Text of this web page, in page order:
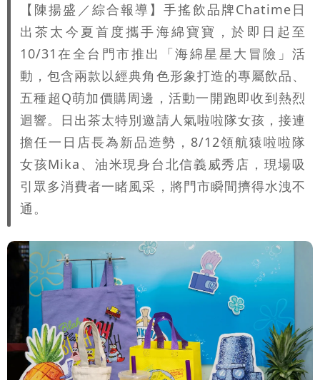
異 網笑：老師好像提油救火了
「民進黨有她裸照？」黃智賢回嗆：國民
黨墮落還不准人說
13子女擠10坪屋 媽傳返家：我很愛孩
子...請還我們平靜
氣象女神累了？白海豚報成「白沙屯」
本尊：懊惱到現在
陳時中選前夜「淋雨道歉」 王必勝認：
已知輸了…無奈又不平
大爆發！3颱風+1熱帶低壓 專家逐一分
析對台影響
吳子嘉斷言：綠營「這縣市」恐一屍五
【陳揚盛／綜合報導】手搖飲品牌Chatime日
出茶太今夏首度攜手海綿寶寶，於即日起至
10/31在全台門市推出「海綿星星大冒險」活
動，包含兩款以經典角色形象打造的專屬飲品、
五種超Q萌加價購周邊，活動一開跑即收到熱烈
迴響。日出茶太特別邀請人氣啦啦隊女孩，接連
擔任一日店長為新品造勢，8/12領航猿啦啦隊
女孩Mika、油米現身台北信義威秀店，現場吸
引眾多消費者一睹風采，將門市瞬間擠得水洩不
通。